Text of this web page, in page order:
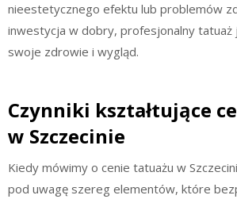
nieestetycznego efektu lub problemów
inwestycja w dobry, profesjonalny
swoje zdrowie i wygląd.
Czynniki kształtujące
w Szczecinie
Kiedy mówimy o cenie tatuażu w
pod uwagę szereg elementów, które